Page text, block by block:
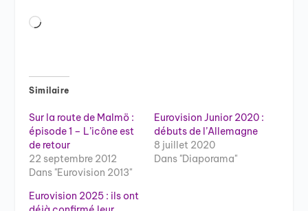
Chargement…
Similaire
Sur la route de Malmö :
épisode 1 – L’icône est
de retour
22 septembre 2012
Dans "Eurovision 2013"
Eurovision Junior 2020 :
débuts de l’Allemagne
8 juillet 2020
Dans "Diaporama"
Eurovision 2025 : ils ont